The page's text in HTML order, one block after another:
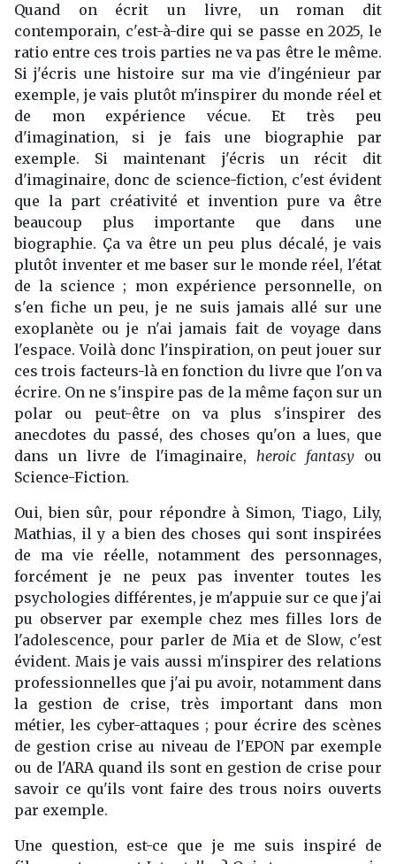
Quand on écrit un livre, un roman dit
contemporain, c'est-à-dire qui se passe en 2025, le
ratio entre ces trois parties ne va pas être le même.
Si j'écris une histoire sur ma vie d'ingénieur par
exemple, je vais plutôt m'inspirer du monde réel et
de mon expérience vécue. Et très peu
d'imagination, si je fais une biographie par
exemple. Si maintenant j'écris un récit dit
d'imaginaire, donc de science-fiction, c'est évident
que la part créativité et invention pure va être
beaucoup plus importante que dans une
biographie. Ça va être un peu plus décalé, je vais
plutôt inventer et me baser sur le monde réel, l'état
de la science ; mon expérience personnelle, on
s'en fiche un peu, je ne suis jamais allé sur une
exoplanète ou je n'ai jamais fait de voyage dans
l'espace. Voilà donc l'inspiration, on peut jouer sur
ces trois facteurs-là en fonction du livre que l'on va
écrire. On ne s'inspire pas de la même façon sur un
polar ou peut-être on va plus s'inspirer des
anecdotes du passé, des choses qu'on a lues, que
dans un livre de l'imaginaire,heroic fantasy ou
Science-Fiction.
Oui, bien sûr, pour répondre à Simon, Tiago, Lily,
Mathias, il y a bien des choses qui sont inspirées
de ma vie réelle, notamment des personnages,
forcément je ne peux pas inventer toutes les
psychologies différentes, je m'appuie sur ce que j'ai
pu observer par exemple chez mes filles lors de
l'adolescence, pour parler de Mia et de Slow, c'est
évident. Mais je vais aussi m'inspirer des relations
professionnelles que j'ai pu avoir, notamment dans
la gestion de crise, très important dans mon
métier, les cyber-attaques ; pour écrire des scènes
de gestion crise au niveau de l'EPON par exemple
ou de l'ARA quand ils sont en gestion de crise pour
savoir ce qu'ils vont faire des trous noirs ouverts
par exemple.
Une question, est-ce que je me suis inspiré de